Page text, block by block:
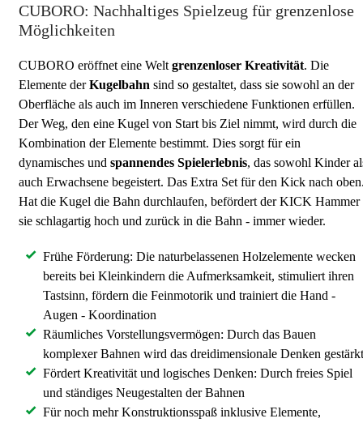
CUBORO: Nachhaltiges Spielzeug für grenzenlose
Möglichkeiten
CUBORO eröffnet eine Welt grenzenloser Kreativität. Die
Elemente derKugelbahn sind so gestaltet, dass sie sowohl an der
Oberfläche als auch im Inneren verschiedene Funktionen erfüllen.
Der Weg, den eine Kugel von Start bis Ziel nimmt, wird durch die
Kombination der Elemente bestimmt. Dies sorgt für ein
dynamisches und spannendes Spielerlebnis, das sowohl Kinder
auch Erwachsene begeistert. Das Extra Set für den Kick nach
Hat die Kugel die Bahn durchlaufen, befördert der KICK Hammer
sie schlagartig hoch und zurück in die Bahn - immer wieder.
Frühe Förderung: Die naturbelassenen Holzelemente wecken
bereits bei Kleinkindern die Aufmerksamkeit, stimuliert ihren
Tastsinn, fördern die Feinmotorik und trainiert die Hand -
Augen - Koordination
Räumliches Vorstellungsvermögen: Durch das Bauen
komplexer Bahnen wird das dreidimensionale Denken
Fördert Kreativität und logisches Denken: Durch freies Spiel
und ständiges Neugestalten der Bahnen
Für noch mehr Konstruktionsspaß inklusive Elemente,